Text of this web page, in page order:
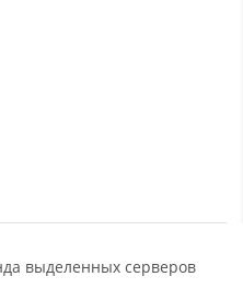
выделенных серверов